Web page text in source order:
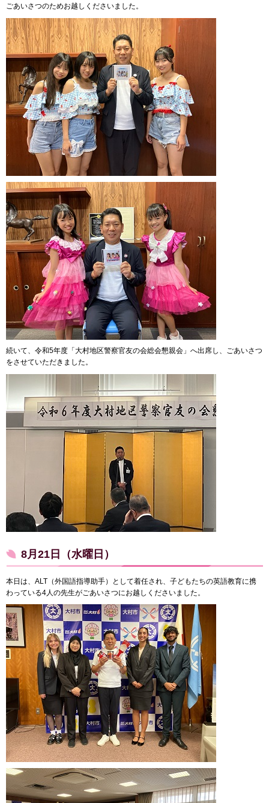
ごあいさつのためお越しくださいました。
続いて、令和5年度「大村地区警察官友の会総会懇親会」へ出席し、ごあいさつ
をさせていただきました。
8月21日（水曜日）
本日は、ALT（外国語指導助手）として着任され、子どもたちの英語教育に携
わっている4人の先生がごあいさつにお越しくださいました。